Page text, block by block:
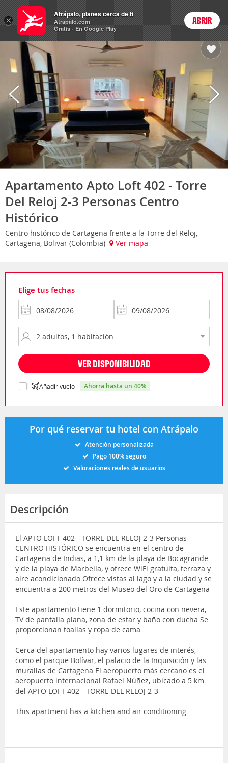
Hoteles Login
Apartamento Apto Loft 402 - Torre
Del Reloj 2-3 Personas Centro
Histórico
Centro histórico de Cartagena frente a la Torre del Reloj,
Cartagena, Bolivar (Colombia)
Ver mapa
Elige tus fechas
VER DISPONIBILIDAD
Añadir vuelo ahorra hasta un 40%
Por qué reservar tu hotel con Atrápalo
Atención personalizada
Pago 100% seguro
Valoraciones reales de usuarios
Descripción
El APTO LOFT 402 - TORRE DEL RELOJ 2-3 Personas
CENTRO HISTÓRICO se encuentra en el centro de
Cartagena de Indias, a 1,1 km de la playa de Bocagrande
y de la playa de Marbella, y ofrece WiFi gratuita, terraza y
aire acondicionado Ofrece vistas al lago y a la ciudad y se
encuentra a 200 metros del Museo del Oro de Cartagena
Este apartamento tiene 1 dormitorio, cocina con nevera,
TV de pantalla plana, zona de estar y baño con ducha Se
proporcionan toallas y ropa de cama
Cerca del apartamento hay varios lugares de interés,
como el parque Bolívar, el palacio de la Inquisición y las
murallas de Cartagena El aeropuerto más cercano es el
aeropuerto internacional Rafael Núñez, ubicado a 5 km
del APTO LOFT 402 - TORRE DEL RELOJ 2-3
This apartment has a kitchen and air conditioning
×
Atrápalo, planes cerca de ti
Atrapalo.com
Gratis - En Google Play
ABRIR